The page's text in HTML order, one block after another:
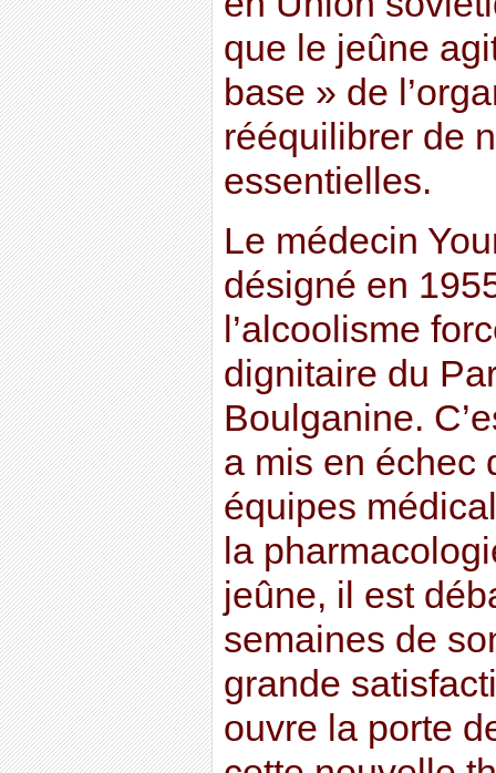
que le jeûne
base » de
rééquilibrer de
essentielles.
Le médecin
désigné en
l’alcoolisme
dignitaire du
Boulganine.
a mis en échec
équipes
la
jeûne, il est
semaines de
grande
ouvre la porte